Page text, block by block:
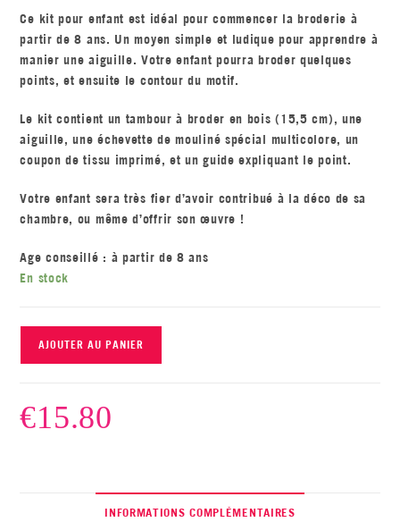
Ce kit pour enfant est idéal pour commencer la broderie à
partir de 8 ans. Un moyen simple et ludique pour apprendre à
manier une aiguille. Votre enfant pourra broder quelques
points, et ensuite le contour du motif.
Le kit contient un tambour à broder en bois (15,5 cm), une
aiguille, une échevette de mouliné spécial multicolore, un
coupon de tissu imprimé, et un guide expliquant le point.
Votre enfant sera très fier d’avoir contribué à la déco de sa
chambre, ou même d’offrir son œuvre !
Age conseillé : à partir de 8 ans
En stock
AJOUTER AU PANIER
€15.80
INFORMATIONS COMPLÉMENTAIRES